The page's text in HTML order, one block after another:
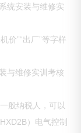
统安装与维修实
价”“出厂”等字样
与维修实训考核
般纳税人，可以
）电气控制